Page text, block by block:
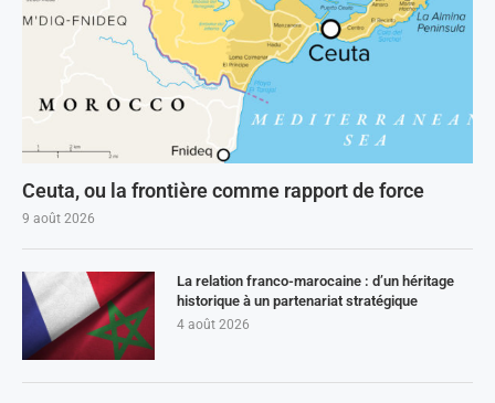
Ceuta, ou la frontière comme rapport de force
9 août 2026
La relation franco-marocaine : d’un héritage
historique à un partenariat stratégique
4 août 2026